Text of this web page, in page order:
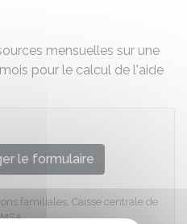
mensuelles sur une
pour le calcul de l'aide
le formulaire
familiales, Caisse centrale de